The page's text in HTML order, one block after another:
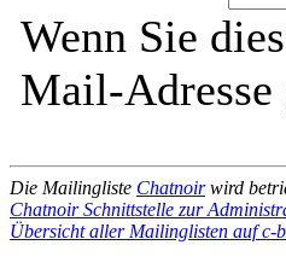
Wenn Sie
Mail-Adresse
Die Mailingliste Chatnoirwird
Chatnoir Schnittstelle zur
Übersicht aller Mailinglisten auf c-